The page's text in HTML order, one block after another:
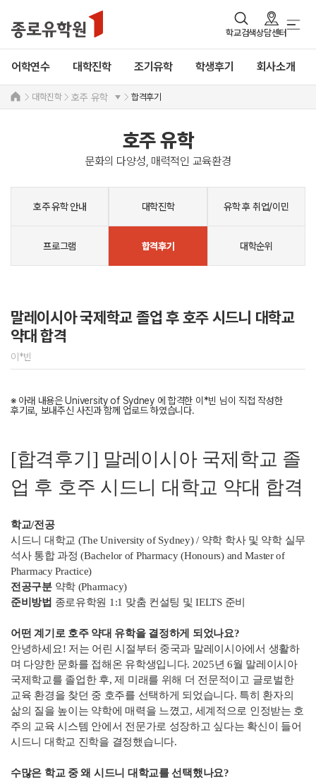
학교검색상담센터
어학연수 대학진학 조기유학 학생후기 회사소개
대학진학 호주 유학 합격후기
호주 유학
문화의 다양성, 매력적인 교육환경
호주 유학 안내 대학진학 유학 후 취업/이민
프로그램 합격후기 대학순위
말레이시아 국제학교 졸업 후 호주 시드니 대학교
약대 합격
이*빈
※ 아래 내용은 University of Sydney 에 합격한 이*빈 님이 직접 작성한
후기로, 보내주신 사진과 함께 업로드 하였습니다.
[합격후기] 말레이시아 국제학교 졸
업 후 호주 시드니 대학교 약대 합격
학교/전공
시드니 대학교 (The University of Sydney) / 약학 학사 및 약학 실무
석사 통합 과정 (Bachelor of Pharmacy (Honours) and Master of
Pharmacy Practice)
전공구분약학 (Pharmacy)
준비방법 종로유학원 1:1 맞춤 컨설팅 및 IELTS 준비
어떤 계기로 호주 약대 유학을 결정하게 되었나요?
안녕하세요! 저는 어린 시절부터 중국과 말레이시아에서 생활하
며 다양한 문화를 접해온 유학생입니다. 2025년 6월 말레이시아
국제학교를 졸업한 후, 제 미래를 위해 더 전문적이고 글로벌한
교육 환경을 찾던 중 호주를 선택하게 되었습니다. 특히 환자의
삶의 질을 높이는 약학에 매력을 느꼈고, 세계적으로 인정받는 호
주의 교육 시스템 안에서 전문가로 성장하고 싶다는 확신이 들어
시드니 대학교 진학을 결정했습니다.
수많은 학교 중 왜 시드니 대학교를 선택했나요?